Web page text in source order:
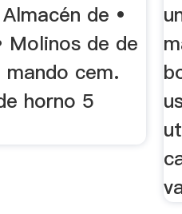
de •
Molinos de de
cem.
horno 5